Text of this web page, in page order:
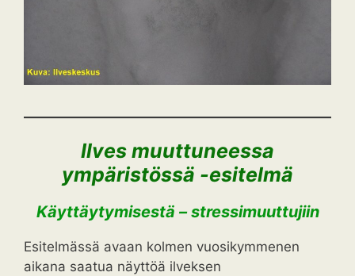
Ilves muuttuneessa
ympäristössä -esitelmä
Käyttäytymisestä – stressimuuttujiin
Esitelmässä avaan kolmen vuosikymmenen
aikana saatua näyttöä ilveksen